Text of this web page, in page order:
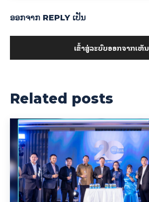
ອອກ​ຈາກ REPLY ເປັນ
ເຂົ້າ​ສູ່​ລະ​ບົບ​ອອກ​ຈາກ​ເຫັນ
Related posts